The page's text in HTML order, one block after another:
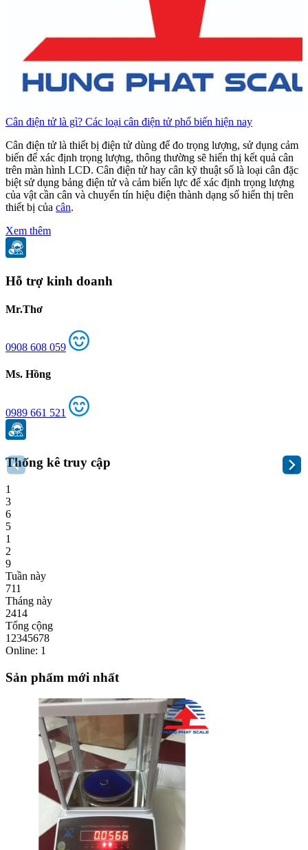
Cân điện tử là gì? Các loại cân điện tử phổ biến hiện nay
Cân điện tử là thiết bị điện tử dùng để đo trọng lượng, sử dụng cảm
biến để xác định trọng lượng, thông thường sẽ hiển thị kết quả cân
trên màn hình LCD. Cân điện tử hay cân kỹ thuật số là loại cân đặc
biệt sử dụng bảng điện tử và cảm biến lực để xác định trọng lượng
của vật cần cân và chuyển tín hiệu điện thành dạng số hiển thị trên
thiết bị của cân.
Xem thêm
Hỗ trợ kinh doanh
Mr.Thơ
0908 608 059
Ms. Hồng
0989 661 521
Thống kê truy cập
1
3
6
5
1
2
9
Tuần này
711
Tháng này
2414
Tổng cộng
12345678
Online: 1
Sản phẩm mới nhất